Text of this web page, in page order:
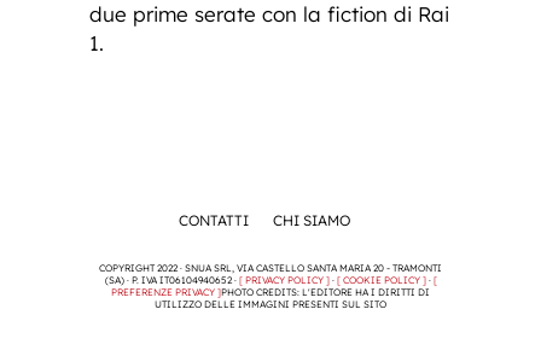
due prime serate con la fiction di Rai
1.
CONTATTI CHI SIAMO
COPYRIGHT 2022 · SNUA SRL, VIA CASTELLO SANTA MARIA 20 - TRAMONTI
(SA) · P. IVA IT06104940652 · [ PRIVACY POLICY ]· [ COOKIE POLICY ]· [
PREFERENZE PRIVACY ]PHOTO CREDITS: L'EDITORE HA I DIRITTI DI
UTILIZZO DELLE IMMAGINI PRESENTI SUL SITO